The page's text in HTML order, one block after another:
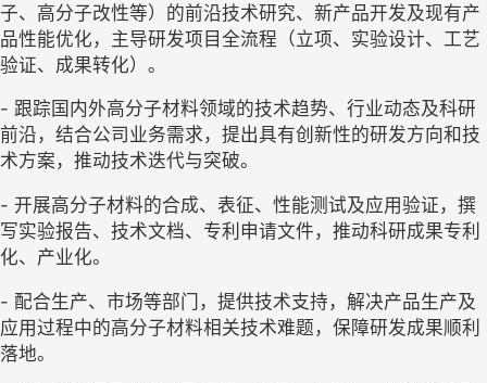
子、高分子改性等）的前沿技术研究、新产品开发及现有产
品性能优化，主导研发项目全流程（立项、实验设计、工艺
验证、成果转化）。
- 跟踪国内外高分子材料领域的技术趋势、行业动态及科研
前沿，结合公司业务需求，提出具有创新性的研发方向和技
术方案，推动技术迭代与突破。
- 开展高分子材料的合成、表征、性能测试及应用验证，撰
写实验报告、技术文档、专利申请文件，推动科研成果专利
化、产业化。
- 配合生产、市场等部门，提供技术支持，解决产品生产及
应用过程中的高分子材料相关技术难题，保障研发成果顺利
落地。